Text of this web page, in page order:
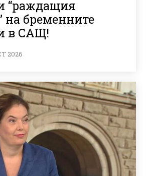
“раждащия
на бременните
в САЩ!
2026